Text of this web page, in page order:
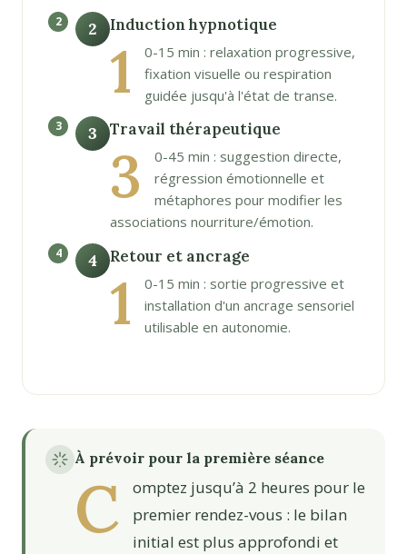
2 Induction hypnotique
1
0-15 min : relaxation progressive,
fixation visuelle ou respiration
guidée jusqu'à l'état de transe.
3 Travail thérapeutique
3
0-45 min : suggestion directe,
régression émotionnelle et
métaphores pour modifier les
associations nourriture/émotion.
4 Retour et ancrage
1
0-15 min : sortie progressive et
installation d'un ancrage sensoriel
utilisable en autonomie.
À prévoir pour la première séance
C
omptez jusqu’à 2 heures pour le
premier rendez-vous : le bilan
initial est plus approfondi et